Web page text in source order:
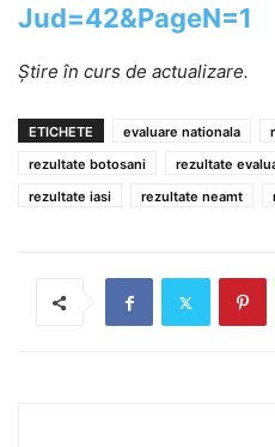
Jud=42&PageN=1
Știre în curs de actualizare.
ETICHETE evaluare nationala
rezultate botosani
rezultate
rezultate iasi
rezultate neamt